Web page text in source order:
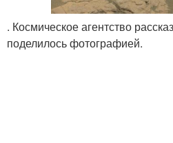
. Космическое агентство
поделилось фотографией.